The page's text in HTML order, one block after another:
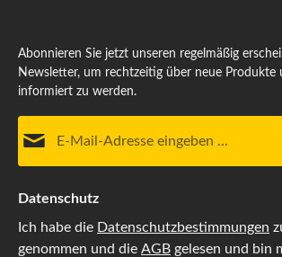
Abonnieren Sie jetzt unseren regelmäßig
Newsletter, um rechtzeitig über neue Produkte
informiert zu werden.
Datenschutz
Ich habe die Datenschutzbestimmungen
genommen und die AGB gelesen und bin